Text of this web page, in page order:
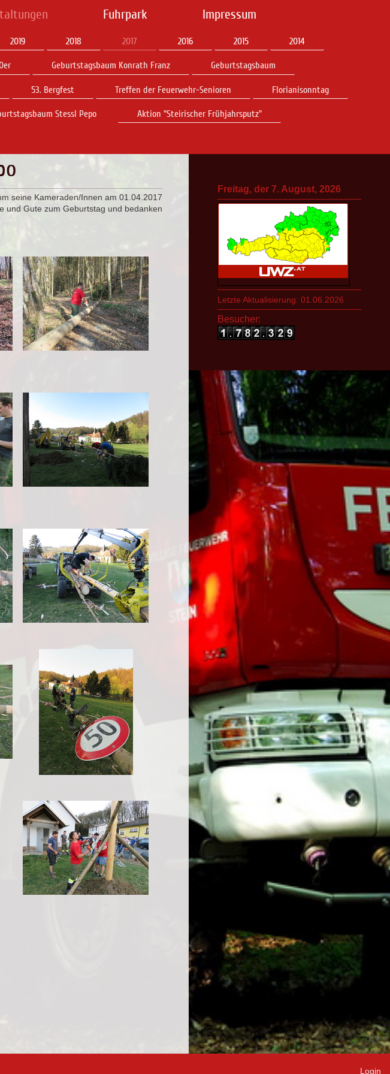
Fuhrpark Impressum
2019 2018 2017 2016 2015 2014
Geburtstagsbaum Konrath Franz Geburtstagsbaum
53. Bergfest Treffen der Feuerwehr-Senioren Florianisonntag
Stessl Pepo Aktion "Steirischer Frühjahrsputz"
seine Kameraden/Innen am 01.04.2017
und Gute zum Geburtstag und bedanken
Freitag, der 7. August, 2026
Letzte Aktualisierung: 01.06.2026
Besucher:
Login